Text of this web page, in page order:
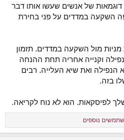
של אנשים שעשו אותו דבר
השקעה במדדים על פני בחירת
מול השקעה במדדים. תזמון
וקנייה אחריה תחת ההנחה
הנפילה ואת שיא העלייה. רבים
בזה.
לפיסקאות. הוא לא נוח לקריאה.